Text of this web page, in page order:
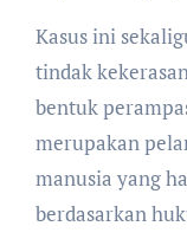
Kasus ini
tindak
bentuk
merupakan
manusia yang
berdasarkan